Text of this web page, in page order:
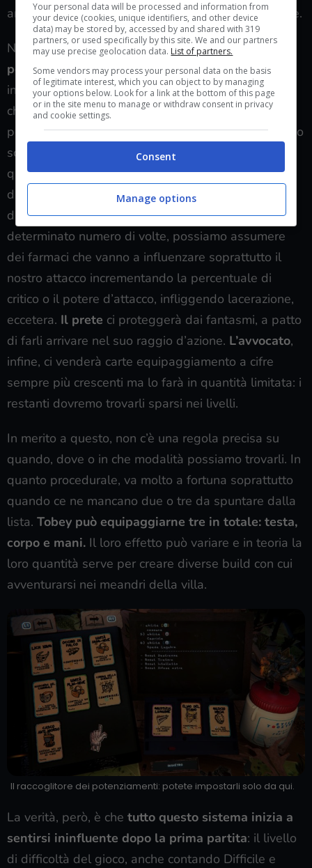
ancora che ci vengano espresse dall’uscio senziente.
Nel corso dell’esplorazione troveremodiversi
personaggiche ci offriranno il loro aiuto e altri a cui
invece dovremo offrirlo noi in cambio di medaglie,
che aumenteranno di un punto le statistiche del
personaggio: ve ne sono di quattro tipi ma possiamo
scegliere una sola medaglia come ricompensa,
questo ovviamente per non renderci troppo forti e
darci la possibilità di sviluppare Toby in maniere
diverse. In aggiunta, pagandoun medicoun
determinato numero di volte, possiamo assumere
dei farmaci che vanno a influenzare soprattutto il
nostro attacco incrementando la percentuale di
critico o il potere d’attacco, infliggendo lacerazione,
eccetera. Il prete ci proteggerà dai fantasmi, a patto
di farli arrivare nel suo raggio d’azione. L’avvocato,
infine, ci venderà carte equipaggiamento a cifre
sempre più crescenti ma lo farà in quantità limitata: i
restanti dovremo trovarli sparsi nei livelli.
In merito a questo, non c’è una regola precisa su
quando, dove o in che modalità possiamo trovarli. In
quanto procedurale, va molto a fortuna soprattutto
quando ce ne mancano due o tre da spuntare dalla
lista. Tobey può equipaggiarne tre in totale: testa,
corpo e mani. Il loro effetto può variare e in teoria la
loro quantità serve per creare diverse build con cui
avventurarsi nei meandri della villa.
Il raccoglitore dei potenziamenti: potete impostarli solo da qui.
La verità, però, è che tutto questo sistema inizia a
sentirsi ininfluente dopo la prima partita: il livello
di difficoltà del gioco, anche contando Difficile e
Your personal data will be processed and information from
your device (cookies, unique identifiers, and other device
data) may be stored by, accessed by and shared with 319
partners, or used specifically by this site. We and our partners
may use precise geolocation data. List of partners.
Some vendors may process your personal data on the basis
of legitimate interest, which you can object to by managing
your options below. Look for a link at the bottom of this page
or in the site menu to manage or withdraw consent in privacy
and cookie settings.
Consent
Manage options